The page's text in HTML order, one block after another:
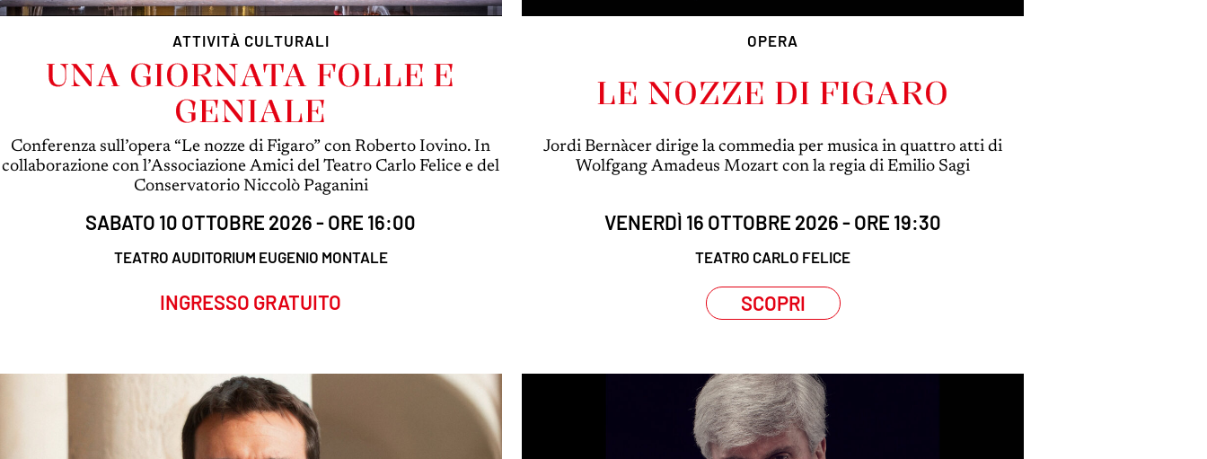
ATTIVITÀ CULTURALI
UNA GIORNATA FOLLE E
GENIALE
Conferenza sull’opera “Le nozze di Figaro” con Roberto Iovino. In
collaborazione con l’Associazione Amici del Teatro Carlo Felice e del
Conservatorio Niccolò Paganini
SABATO 10 OTTOBRE 2026 - ORE 16:00
TEATRO AUDITORIUM EUGENIO MONTALE
INGRESSO GRATUITO
OPERA
LE NOZZE DI FIGARO
Jordi Bernàcer dirige la commedia per musica in quattro atti di
Wolfgang Amadeus Mozart con la regia di Emilio Sagi
VENERDÌ 16 OTTOBRE 2026 - ORE 19:30
TEATRO CARLO FELICE
SCOPRI